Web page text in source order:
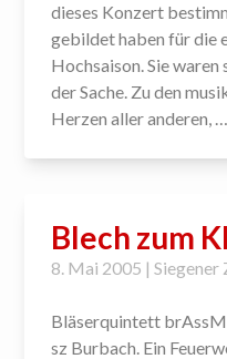
dieses Konzert
gebildet haben für die
Hoch­saison. Sie
der Sache. Zu den
Herzen aller anderen,
Blech zum
8. Mai 2005 | Siegener
Bläser­quintett
sz Burbach. Ein